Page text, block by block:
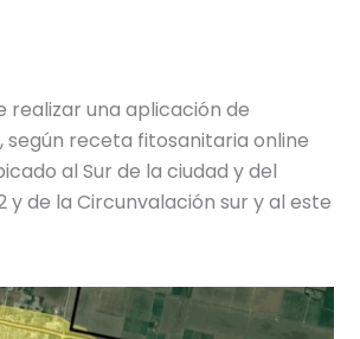
realizar una aplicación de
según receta fitosanitaria online
al Sur de la ciudad y del
y de la Circunvalación sur y al este